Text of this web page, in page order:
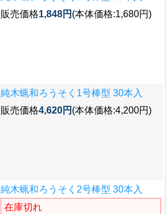
販売価格1,848円 (本体価格:1,680円)
純木蝋和ろうそく1号棒型 30本入
販売価格4,620円 (本体価格:4,200円)
純木蝋和ろうそく2号棒型 30本入
在庫切れ